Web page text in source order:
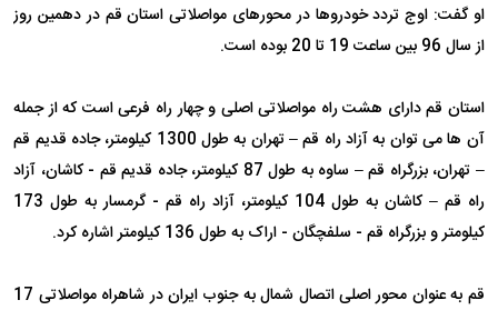
او گفت: اوج تردد خودروها در محورهای مواصلاتی استان قم در دهمین روز
از سال 96 بین ساعت 19 تا 20 بوده است.
استان قم دارای هشت راه مواصلاتی اصلی و چهار راه فرعی است که از جمله
آن ها می توان به آزاد راه قم – تهران به طول 1300 کیلومتر، جاده قدیم قم
– تهران، بزرگراه قم – ساوه به طول 87 کیلومتر، جاده قدیم قم - کاشان، آزاد
راه قم – کاشان به طول 104 کیلومتر، آزاد راه قم - گرمسار به طول 173
کیلومتر و بزرگراه قم - سلفچگان - اراک به طول 136 کیلومتر اشاره کرد.
قم به عنوان محور اصلی اتصال شمال به جنوب ایران در شاهراه مواصلاتی 17